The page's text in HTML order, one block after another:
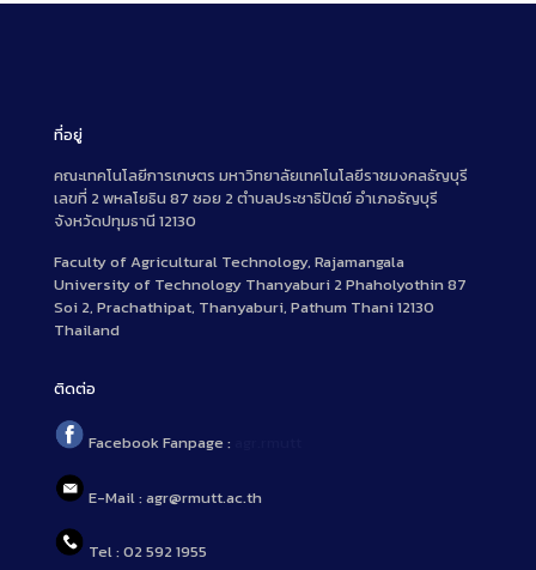
ที่อยู่
คณะเทคโนโลยีการเกษตร มหาวิทยาลัยเทคโนโลยีราชมงคลธัญบุรี
เลขที่ 2 พหลโยธิน 87 ซอย 2 ตำบลประชาธิปัตย์ อำเภอธัญบุรี
จังหวัดปทุมธานี 12130
Faculty of Agricultural Technology, Rajamangala
University of Technology Thanyaburi 2 Phaholyothin 87
Soi 2, Prachathipat, Thanyaburi, Pathum Thani 12130
Thailand
ติดต่อ
Facebook Fanpage :
E-Mail : agr@rmutt.ac.th
Tel : 02 592 1955